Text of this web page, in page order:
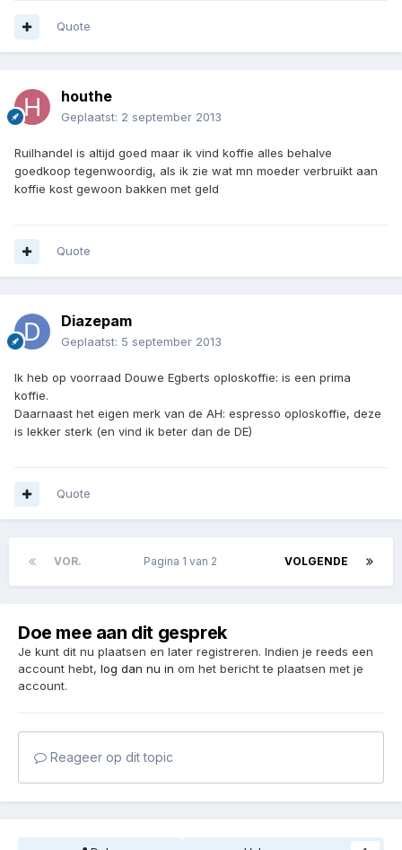
Quote
houthe
Geplaatst: 2 september 2013
Ruilhandel is altijd goed maar ik vind koffie alles behalve
goedkoop tegenwoordig, als ik zie wat mn moeder verbruikt aan
koffie kost gewoon bakken met geld
Quote
Diazepam
Geplaatst: 5 september 2013
Ik heb op voorraad Douwe Egberts oploskoffie: is een prima
koffie.
Daarnaast het eigen merk van de AH: espresso oploskoffie, deze
is lekker sterk (en vind ik beter dan de DE)
Quote
VOR. VOLGENDE
Pagina 1 van 2
Doe mee aan dit gesprek
Je kunt dit nu plaatsen en later registreren. Indien je reeds een
account hebt, log dan nu in om het bericht te plaatsen met je
account.
Reageer op dit topic